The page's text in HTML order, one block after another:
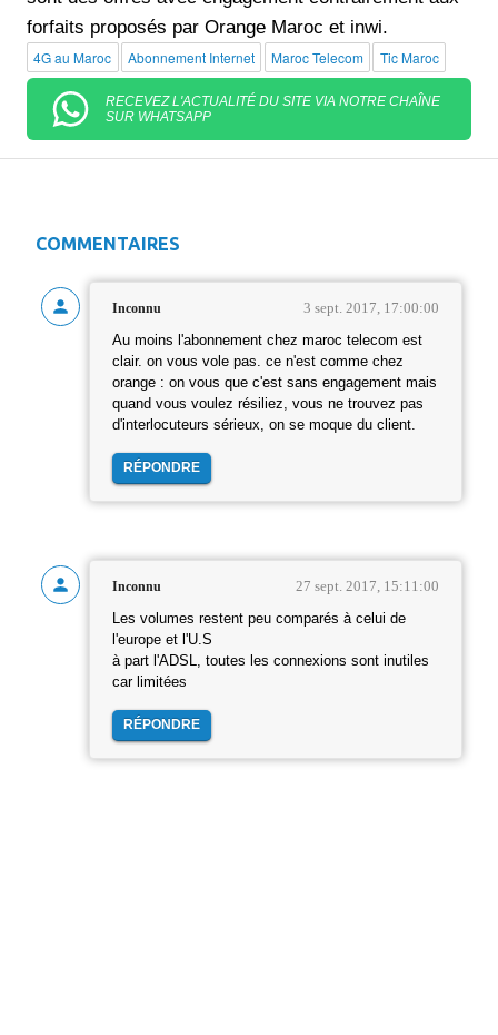
forfaits proposés par Orange Maroc et inwi.
4G au Maroc Abonnement Internet Maroc Telecom Tic Maroc
RECEVEZ L'ACTUALITÉ DU SITE VIA NOTRE CHAÎNE
SUR WHATSAPP
COMMENTAIRES
Inconnu 3 sept. 2017, 17:00:00
Au moins l'abonnement chez maroc telecom est
clair. on vous vole pas. ce n'est comme chez
orange : on vous que c'est sans engagement mais
quand vous voulez résiliez, vous ne trouvez pas
d'interlocuteurs sérieux, on se moque du client.
RÉPONDRE
Inconnu 27 sept. 2017, 15:11:00
Les volumes restent peu comparés à celui de
l'europe et l'U.S
à part l'ADSL, toutes les connexions sont inutiles
car limitées
RÉPONDRE